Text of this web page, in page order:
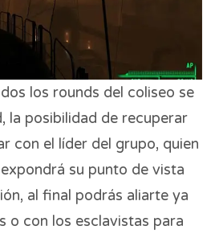
los rounds del coliseo se
la posibilidad de recuperar
con el líder del grupo, quien
su punto de vista
al final podrás aliarte ya
o con los esclavistas para